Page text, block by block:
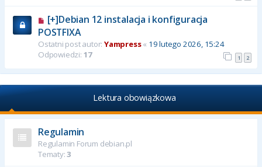
[+]Debian 12 instalacja i konfiguracja
POSTFIXA
Ostatni post autor: Yampress« 19 lutego 2026, 15:24
Odpowiedzi: 17 1 2
Lektura obowiązkowa
Regulamin
Regulamin Forum debian.pl
Tematy:3